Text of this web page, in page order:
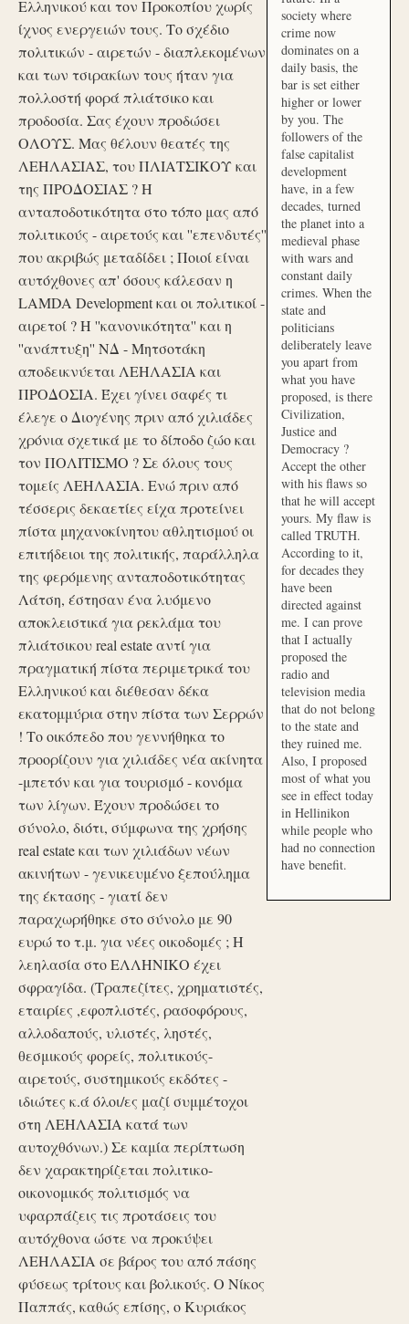
Ελληνικού και τον Προκοπίου χωρίς
ίχνος ενεργειών τους. Το σχέδιο
πολιτικών - αιρετών - διαπλεκομένων
και των τσιρακίων τους ήταν για
πολλοστή φορά πλιάτσικο και
προδοσία. Σας έχουν προδώσει
ΟΛΟΥΣ. Μας θέλουν θεατές της
ΛΕΗΛΑΣΙΑΣ, του ΠΛΙΑΤΣΙΚΟΥ και
της ΠΡΟΔΟΣΙΑΣ ? Η
ανταποδοτικότητα στο τόπο μας από
πολιτικούς - αιρετούς και ''επενδυτές''
που ακριβώς μεταδίδει ; Ποιοί είναι
αυτόχθονες απ' όσους κάλεσαν η
LAMDA Development και οι πολιτικοί -
αιρετοί ? Η ''κανονικότητα'' και η
''ανάπτυξη'' ΝΔ - Μητσοτάκη
αποδεικνύεται ΛΕΗΛΑΣΙΑ και
ΠΡΟΔΟΣΙΑ. Έχει γίνει σαφές τι
έλεγε ο Διογένης πριν από χιλιάδες
χρόνια σχετικά με το δίποδο ζώο και
τον ΠΟΛΙΤΙΣΜΟ ? Σε όλους τους
τομείς ΛΕΗΛΑΣΙΑ. Ενώ πριν από
τέσσερις δεκαετίες είχα προτείνει
πίστα μηχανοκίνητου αθλητισμού οι
επιτήδειοι της πολιτικής, παράλληλα
της φερόμενης ανταποδοτικότητας
Λάτση, έστησαν ένα λυόμενο
αποκλειστικά για ρεκλάμα του
πλιάτσικου real estate αντί για
πραγματική πίστα περιμετρικά του
Ελληνικού και διέθεσαν δέκα
εκατομμύρια στην πίστα των Σερρών
! Το οικόπεδο που γεννήθηκα το
προορίζουν για χιλιάδες νέα ακίνητα
-μπετόν και για τουρισμό - κονόμα
των λίγων. Έχουν προδώσει το
σύνολο, διότι, σύμφωνα της χρήσης
real estate και των χιλιάδων νέων
ακινήτων - γενικευμένο ξεπούλημα
της έκτασης - γιατί δεν
παραχωρήθηκε στο σύνολο με 90
ευρώ το τ.μ. για νέες οικοδομές ; Η
λεηλασία στο ΕΛΛΗΝΙΚΟ έχει
σφραγίδα. (Τραπεζίτες, χρηματιστές,
εταιρίες ,εφοπλιστές, ρασοφόρους,
αλλοδαπούς, υλιστές, ληστές,
θεσμικούς φορείς, πολιτικούς-
αιρετούς, συστημικούς εκδότες -
ιδιώτες κ.ά όλοι/ες μαζί συμμέτοχοι
στη ΛΕΗΛΑΣΙΑ κατά των
αυτοχθόνων.) Σε καμία περίπτωση
δεν χαρακτηρίζεται πολιτικο-
οικονομικός πολιτισμός να
υφαρπάζεις τις προτάσεις του
αυτόχθονα ώστε να προκύψει
ΛΕΗΛΑΣΙΑ σε βάρος του από πάσης
φύσεως τρίτους και βολικούς. Ο Νίκος
Παππάς, καθώς επίσης, ο Κυριάκος
society where
crime now
dominates on a
daily basis, the
bar is set either
higher or lower
by you. The
followers of the
false capitalist
development
have, in a few
decades, turned
the planet into a
medieval phase
with wars and
constant daily
crimes. When the
state and
politicians
deliberately leave
you apart from
what you have
proposed, is there
Civilization,
Justice and
Democracy ?
Accept the other
with his flaws so
that he will accept
yours. My flaw is
called TRUTH.
According to it,
for decades they
have been
directed against
me. I can prove
that I actually
proposed the
radio and
television media
that do not belong
to the state and
they ruined me.
Also, I proposed
most of what you
see in effect today
in Hellinikon
while people who
had no connection
have benefit.